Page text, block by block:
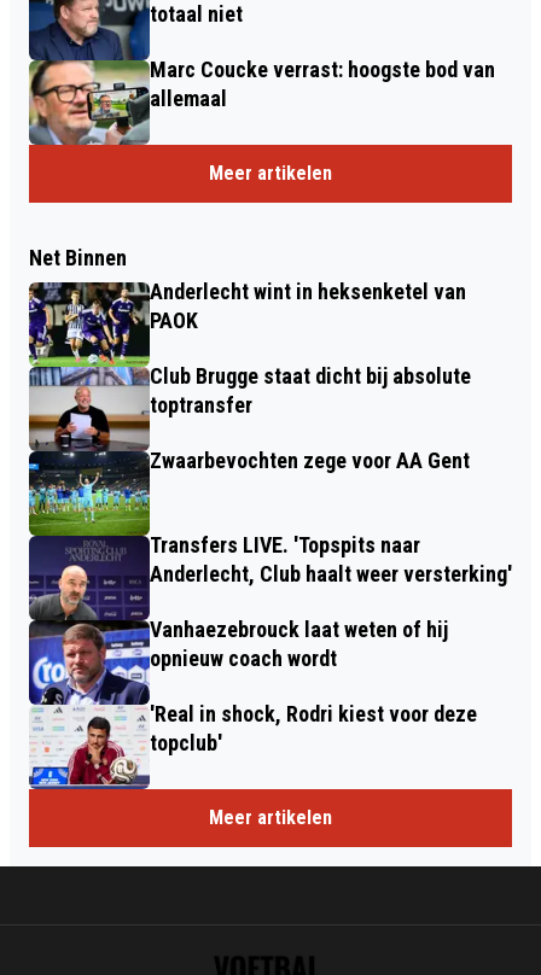
totaal niet
Marc Coucke verrast: hoogste bod van
allemaal
Meer artikelen
Net Binnen
Anderlecht wint in heksenketel van
PAOK
Club Brugge staat dicht bij absolute
toptransfer
Zwaarbevochten zege voor AA Gent
Transfers LIVE. 'Topspits naar
Anderlecht, Club haalt weer versterking'
Vanhaezebrouck laat weten of hij
opnieuw coach wordt
'Real in shock, Rodri kiest voor deze
topclub'
Meer artikelen